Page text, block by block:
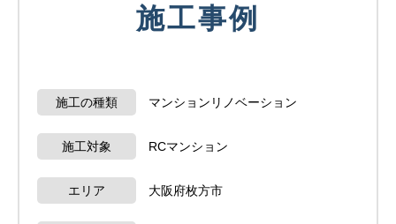
施工事例
施工の種類 マンションリノベーション
施工対象 RCマンション
エリア 大阪府枚方市